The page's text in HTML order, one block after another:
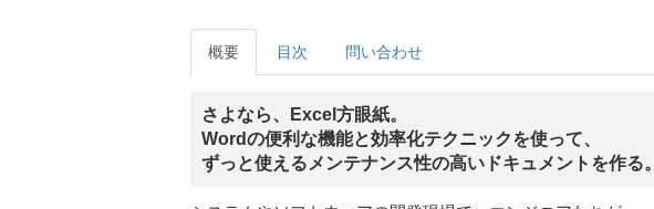
概要 目次 問い合わせ
さよなら、Excel方眼紙。
Wordの便利な機能と効率化テクニックを使って、
ずっと使えるメンテナンス性の高いドキュメントを作る。